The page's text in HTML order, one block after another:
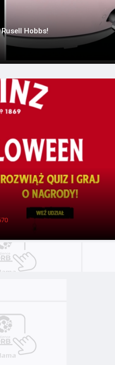
Hobbs!